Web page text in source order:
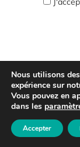
Copyright ©
Nous utilisons
expérience sur
Vous pouvez en
dans les
Accepter